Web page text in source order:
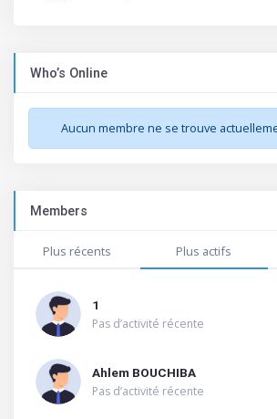
Who’s Online
Aucun membre ne se trouve
Members
Plus récents Plus actifs
1
Pas d’activité récente
Ahlem BOUCHIBA
Pas d’activité récente